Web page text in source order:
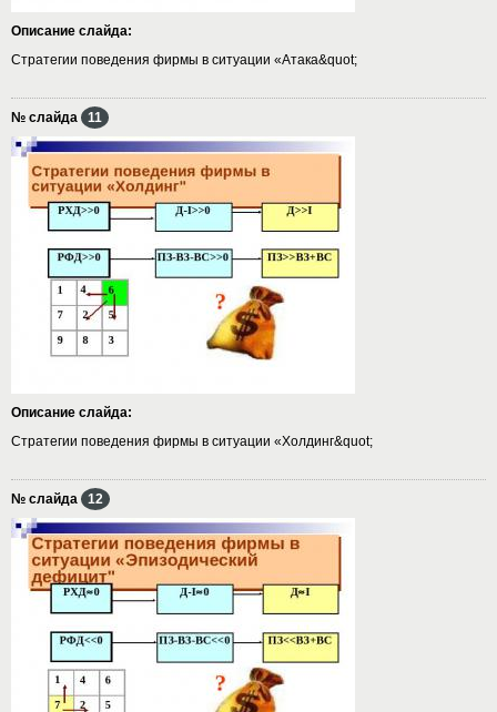
Описание слайда:
Стратегии поведения фирмы в ситуации «Атака&quot;
№ слайда 11
Описание слайда:
Стратегии поведения фирмы в ситуации «Холдинг&quot;
№ слайда 12